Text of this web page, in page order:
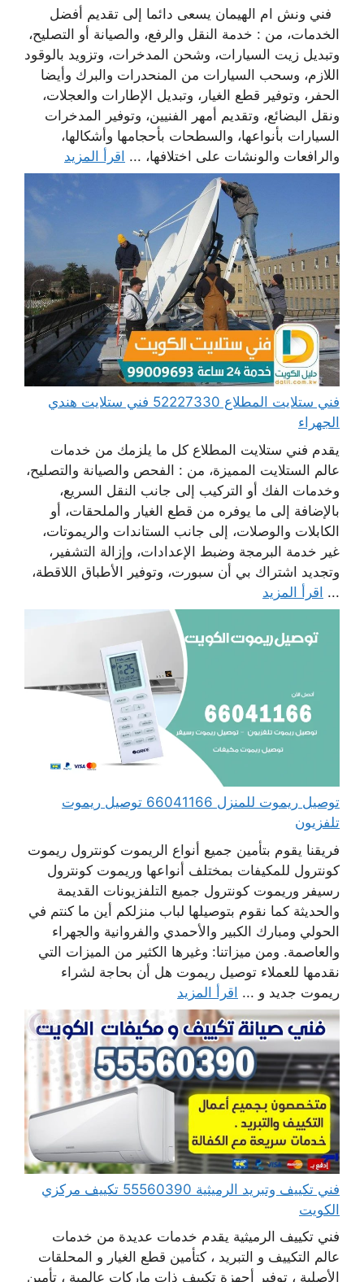
فني ونش ام الهيمان يسعى دائما إلى تقديم أفضل
الخدمات، من : خدمة النقل والرفع، والصيانة أو التصليح،
وتبديل زيت السيارات، وشحن المدخرات، وتزويد بالوقود
اللازم، وسحب السيارات من المنحدرات والبرك وأيضا
الحفر، وتوفير قطع الغيار، وتبديل الإطارات والعجلات،
ونقل البضائع، وتقديم أمهر الفنيين، وتوفير المدخرات
السيارات بأنواعها، والسطحات بأحجامها وأشكالها،
والرافعات والونشات على اختلافها، ... اقرأ المزيد
فني ستلايت المطلاع 52227330 فني ستلايت هندي
الجهراء
يقدم فني ستلايت المطلاع كل ما يلزمك من خدمات
عالم الستلايت المميزة، من : الفحص والصيانة والتصليح،
وخدمات الفك أو التركيب إلى جانب النقل السريع،
بالإضافة إلى ما يوفره من قطع الغيار والملحقات، أو
الكابلات والوصلات، إلى جانب الستاندات والريموتات،
غير خدمة البرمجة وضبط الإعدادات، وإزالة التشفير،
وتجديد اشتراك بي أن سبورت، وتوفير الأطباق اللاقطة،
... اقرأ المزيد
توصيل ريموت للمنزل 66041166 توصيل ريموت
تلفزيون
فريقنا يقوم بتأمين جميع أنواع الريموت كونترول ريموت
كونترول للمكيفات بمختلف أنواعها وريموت كونترول
رسيفر وريموت كونترول جميع التلفزيونات القديمة
والحديثة كما نقوم بتوصيلها لباب منزلكم أين ما كنتم في
الحولي ومبارك الكبير والأحمدي والفروانية والجهراء
والعاصمة. ومن ميزاتنا: وغيرها الكثير من الميزات التي
نقدمها للعملاء توصيل ريموت هل أن بحاجة لشراء
ريموت جديد و ... اقرأ المزيد
فني تكييف وتبريد الرميثية 55560390 تكييف مركزي
الكويت
فني تكييف الرميثية يقدم خدمات عديدة من خدمات
عالم التكييف و التبريد ، كتأمين قطع الغيار و المحلقات
الأصلية ، توفير أجهزة تكييف ذات ماركات عالمية ، تأمين